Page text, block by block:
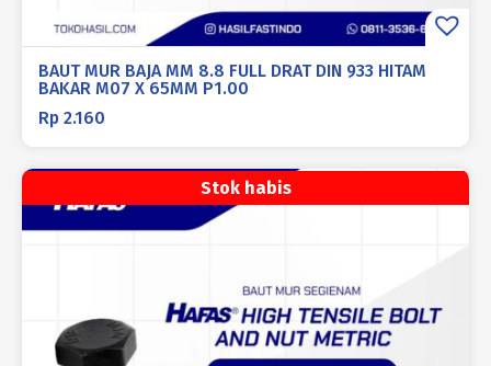
BAUT MUR BAJA MM 8.8 FULL DRAT DIN 933 HITAM
BAKAR M07 X 65MM P1.00
Rp 2.160
Stok habis